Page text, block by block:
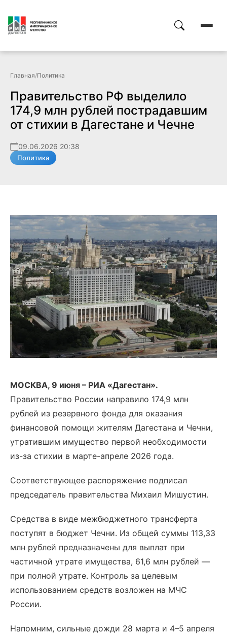
Главная/Политика
Правительство РФ выделило
174,9 млн рублей пострадавшим
от стихии в Дагестане и Чечне
09.06.2026 20:38
Политика
МОСКВА, 9 июня – РИА «Дагестан».
Правительство России направило 174,9 млн
рублей из резервного фонда для оказания
финансовой помощи жителям Дагестана и Чечни,
утратившим имущество первой необходимости
из-за стихии в марте-апреле 2026 года.
Соответствующее распоряжение подписал
председатель правительства Михаил Мишустин.
Средства в виде межбюджетного трансферта
поступят в бюджет Чечни. Из общей суммы 113,33
млн рублей предназначены для выплат при
частичной утрате имущества, 61,6 млн рублей —
при полной утрате. Контроль за целевым
использованием средств возложен на МЧС
России.
Напомним, сильные дожди 28 марта и 4–5 апреля